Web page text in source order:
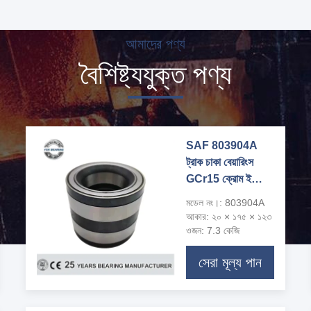
আমাদের পণ্য
বৈশিষ্ট্যযুক্ত পণ্য
SAF 803904A
ট্রাক চাকা বেয়ারিংস
GCr15 ক্রোম ইস্পাত
মডেল নং।: 803904A
আকার: ২০ × ১৭৫ × ১২৩
ওজন: 7.3 কেজি
সেরা মূল্য পান